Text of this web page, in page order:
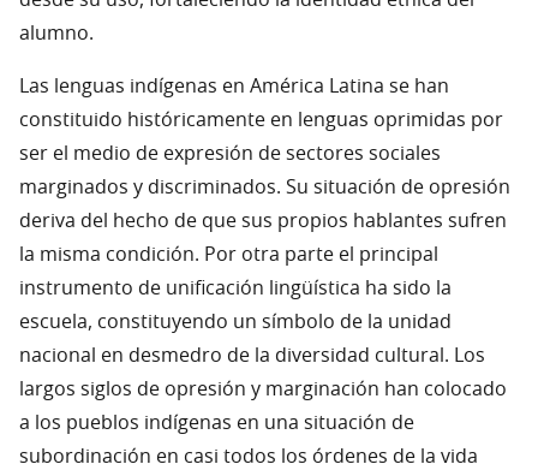
alumno.
Las lenguas indígenas en América Latina se han
constituido históricamente en lenguas oprimidas por
ser el medio de expresión de sectores sociales
marginados y discriminados. Su situación de opresión
deriva del hecho de que sus propios hablantes sufren
la misma condición. Por otra parte el principal
instrumento de unificación lingüística ha sido la
escuela, constituyendo un símbolo de la unidad
nacional en desmedro de la diversidad cultural. Los
largos siglos de opresión y marginación han colocado
a los pueblos indígenas en una situación de
subordinación en casi todos los órdenes de la vida